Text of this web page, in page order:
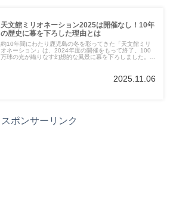
天文館ミリオネーション2025は開催なし！10年
の歴史に幕を下ろした理由とは
約10年間にわたり鹿児島の冬を彩ってきた「天文館ミリ
オネーション」は、2024年度の開催をもって終了。100
万球の光が織りなす幻想的な風景に幕を下ろしました。終
2025.11.06
スポンサーリンク